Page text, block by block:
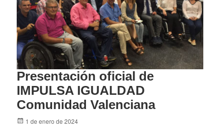
Presentación oficial de
IMPULSA IGUALDAD
Comunidad Valenciana
Posted
1 de enero de 2024